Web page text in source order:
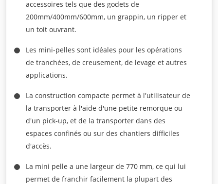
accessoires tels que des godets de
200mm/400mm/600mm, un grappin, un ripper et
un toit ouvrant.
Les mini-pelles sont idéales pour les opérations
de tranchées, de creusement, de levage et autres
applications.
La construction compacte permet à l'utilisateur de
la transporter à l'aide d'une petite remorque ou
d'un pick-up, et de la transporter dans des
espaces confinés ou sur des chantiers difficiles
d'accès.
La mini pelle a une largeur de 770 mm, ce qui lui
permet de franchir facilement la plupart des